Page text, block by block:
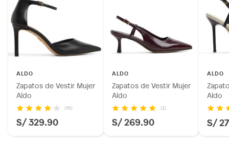
ALDO
Zapatos de Vestir Mujer
Aldo
(16)
S/ 329.90
ALDO
Zapatos de Vestir Mujer
Aldo
(2)
S/ 269.90
ALDO
Aldo
S/